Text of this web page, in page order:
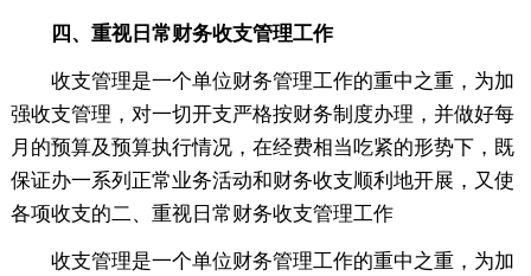
四、重视日常财务收支管理工作
收支管理是一个单位财务管理工作的重中之重，为加
强收支管理，对一切开支严格按财务制度办理，并做好每
月的预算及预算执行情况，在经费相当吃紧的形势下，既
保证办一系列正常业务活动和财务收支顺利地开展，又使
各项收支的二、重视日常财务收支管理工作
收支管理是一个单位财务管理工作的重中之重，为加